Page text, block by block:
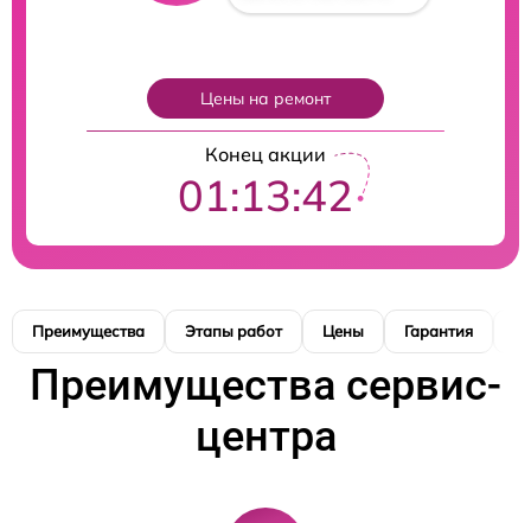
Цены на ремонт
Конец акции
01:13:41
Преимущества Этапы работ Цены Гарантия
Преимущества сервис-
центра